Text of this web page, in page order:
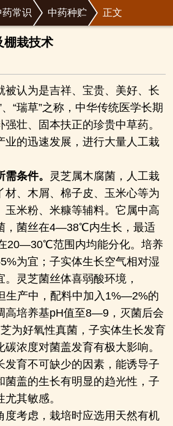
药常识 中药种贮 正文
棚栽技术
被认为是吉祥、宝贵、美好、长
“瑞草”之称，中华传统医学长期
壮、固本扶正的珍贵中草药。
业的迅速发展，进行大量人工栽
条件。
灵芝属木腐菌，人工栽
材、木屑、棉子皮、玉米心等为
玉米粉、米糠等辅料。它属中高
，菌丝在4―38℃内生长，最适
20―30℃范围内均能分化。培养
为宜；子实体生长空气相对湿
灵芝菌丝体喜弱酸环境，
生产中，配料中加入1%―2%的
高培养基pH值至8―9，灭菌后会
为好氧性真菌，子实体生长发育
浓度对菌盖发育有极大影响。
发育不可缺少的因素，能诱导子
菌盖的生长有明显的趋光性，子
其敏感。
度考虑，栽培时应选用天然有机